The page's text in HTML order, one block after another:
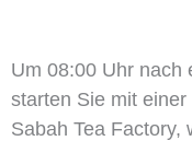
Um 08:00 Uhr nach
starten Sie mit
Sabah Tea Factory,